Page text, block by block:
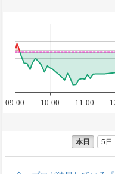
09:00 10:00 11:00
本日 5日